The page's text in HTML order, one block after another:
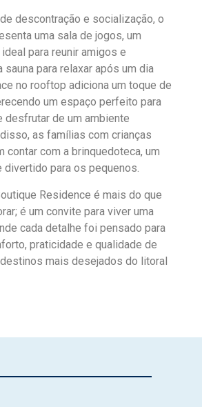
descontração e socialização, o
uma sala de jogos, um
para reunir amigos e
sauna para relaxar após um dia
no rooftop adiciona um toque de
um espaço perfeito para
desfrutar de um ambiente
as famílias com crianças
contar com a brinquedoteca, um
divertido para os pequenos.
Residence é mais do que
é um convite para viver uma
cada detalhe foi pensado para
praticidade e qualidade de
mais desejados do litoral